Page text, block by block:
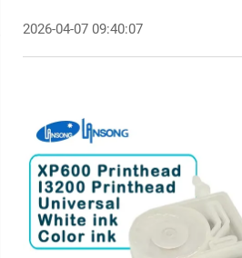
2026-04-07 09:40:07